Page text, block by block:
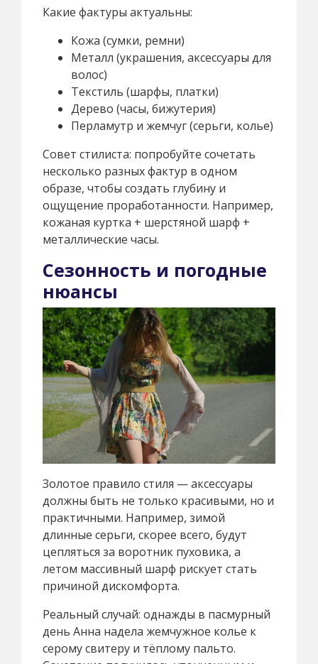
Какие фактуры актуальны:
Кожа (сумки, ремни)
Металл (украшения, аксессуары для
волос)
Текстиль (шарфы, платки)
Дерево (часы, бижутерия)
Перламутр и жемчуг (серьги, колье)
Совет стилиста: попробуйте сочетать
несколько разных фактур в одном
образе, чтобы создать глубину и
ощущение проработанности. Например,
кожаная куртка + шерстяной шарф +
металлические часы.
Сезонность и погодные
нюансы
Золотое правило стиля — аксессуары
должны быть не только красивыми, но и
практичными. Например, зимой
длинные серьги, скорее всего, будут
цепляться за воротник пуховика, а
летом массивный шарф рискует стать
причиной дискомфорта.
Реальный случай: однажды в пасмурный
день Анна надела жемчужное колье к
серому свитеру и тёплому пальто.